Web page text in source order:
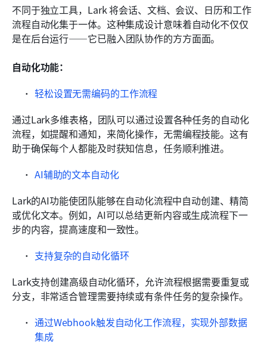
不同于独立工具，Lark 将会话、文档、会议、日历和工作
流程自动化集于一体。这种集成设计意味着自动化不仅仅
是在后台运行——它已融入团队协作的方方面面。
自动化功能：
轻松设置无需编码的工作流程
通过Lark多维表格，团队可以通过设置各种任务的自动化
流程，如提醒和通知，来简化操作，无需编程技能。这有
助于确保每个人都能及时获知信息，任务顺利推进。
AI辅助的文本自动化
Lark的AI功能使团队能够在自动化流程中自动创建、精简
或优化文本。例如，AI可以总结更新内容或生成流程下一
步的内容，提高速度和一致性。
支持复杂的自动化循环
Lark支持创建高级自动化循环，允许流程根据需要重复或
分支，非常适合管理需要持续或有条件任务的复杂操作。
通过Webhook触发自动化工作流程，实现外部数据
集成